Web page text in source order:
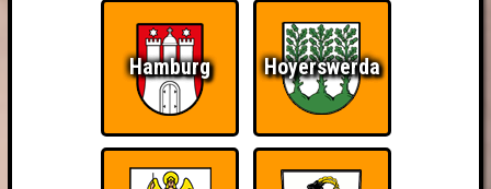
Hamburg Hoyerswerda